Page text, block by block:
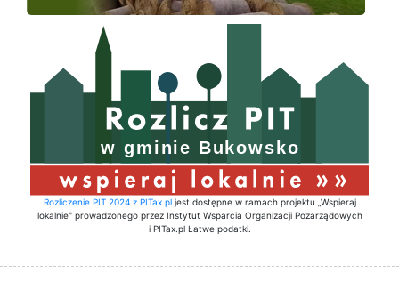
Rozliczenie PIT 2024 z PITax.pljest dostępne w ramach projektu „Wspieraj
lokalnie" prowadzonego przez Instytut Wsparcia Organizacji Pozarządowych
i PITax.pl Łatwe podatki.